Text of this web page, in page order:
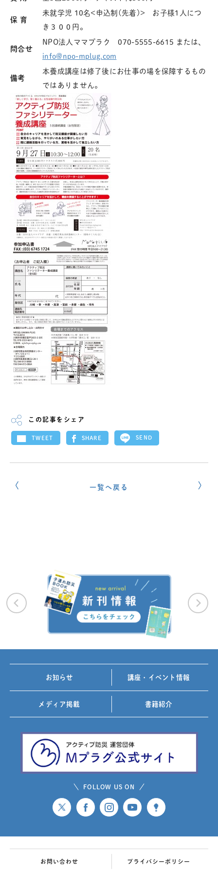
保 育
未就学児 10名<申込制(先着)> お子様1人につ
き３００円。
問合せ
NPO法人ママプラク 070-5555-6615 または、
info@npo-mplug.com
備考
本養成講座は修了後にお仕事の場を保障するもの
ではありません。
この記事をシェア
TWEET SHARE SEND
一覧へ戻る
お知らせ 講座・イベント情報
メディア掲載 書籍紹介
FOLLOW US ON
お問い合わせ プライバシーポリシー